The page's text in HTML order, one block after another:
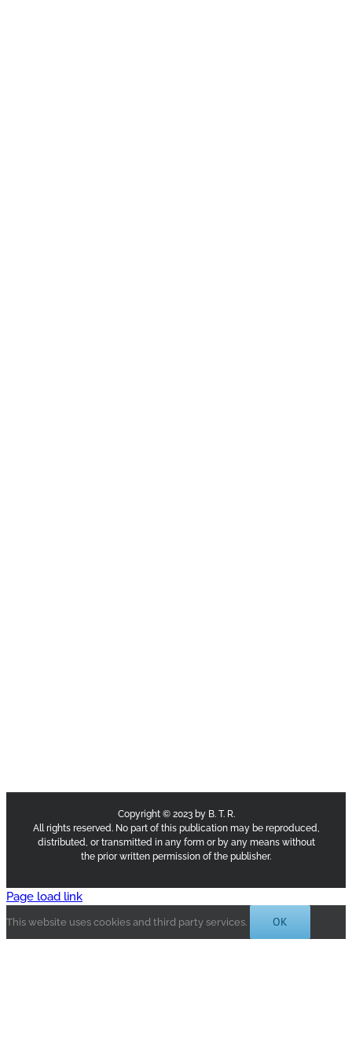
Copyright © 2023 by B. T. R.
All rights reserved. No part of this publication may be reproduced,
distributed, or transmitted in any form or by any means without
the prior written permission of the publisher.
Page load link
This website uses cookies and third party services. OK